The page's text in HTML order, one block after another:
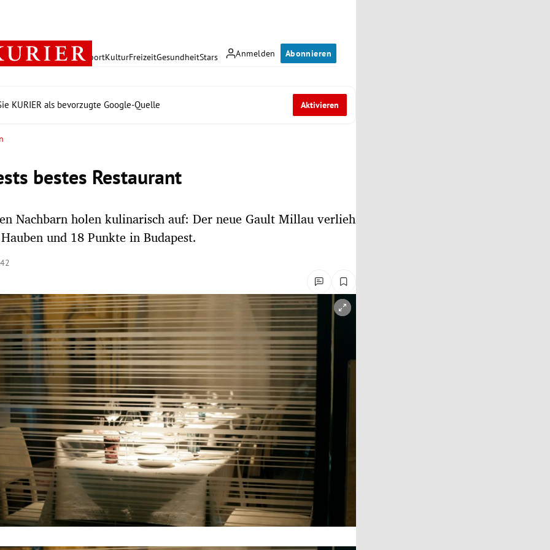
Anmelden Abonnieren
PolitikWirtschaft SportKulturFreizeitGesundheitStars
KURIER als bevorzugte Google-Quelle Aktivieren
bestes Restaurant
Nachbarn holen kulinarisch auf: Der neue Gault Millau verlieh
und 18 Punkte in Budapest.
öffnen/schließen